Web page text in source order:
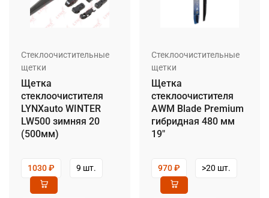
Стеклоочистительные
щетки
Щетка
стеклоочистителя
LYNXauto WINTER
LW500 зимняя 20
(500мм)
1030₽ 9 шт.
Стеклоочистительные
щетки
Щетка
стеклоочистителя
AWM Blade Premium
гибридная 480 мм
19″
970₽ >20 шт.